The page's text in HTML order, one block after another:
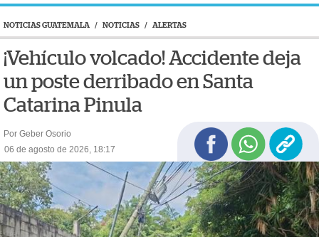
NOTICIAS GUATEMALA / NOTICIAS / ALERTAS
¡Vehículo volcado! Accidente deja
un poste derribado en Santa
Catarina Pinula
Por Geber Osorio
06 de agosto de 2026, 18:17